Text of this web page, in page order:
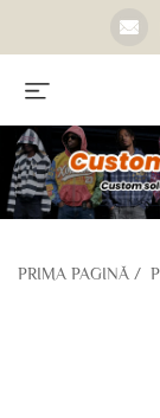
PRIMA PAGINĂ /